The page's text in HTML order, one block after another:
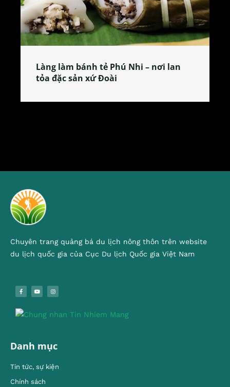
Làng làm bánh tẻ Phú Nhi – nơi lan
tỏa đặc sản xứ Đoài
Chuyên trang quảng bá du lịch nông thôn trên website
du lịch quốc gia của Cục Du lịch Quốc gia Việt Nam
Danh mục
Tin tức, sự kiện
Chính sách